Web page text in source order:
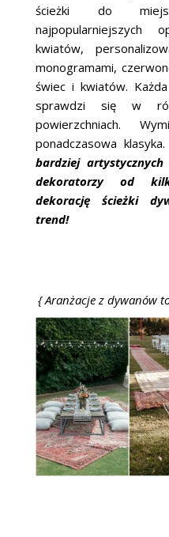
ścieżki do
najpopularniejszych
kwiatów,
monogramami,
świec i kwiatów.
sprawdzi się w
powierzchniach.
ponadczasowa klasyka.
bardziej
dekoratorzy od
dekorację ścieżki
trend!
{ Aranżacje z dywanów